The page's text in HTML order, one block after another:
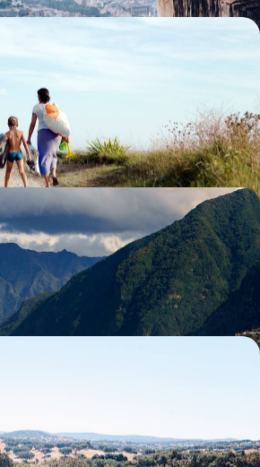
les routes d’Espagne et du
ibérique avec les enfants, en toute
- De Funchal à la côte nord
décor fou, un rythme souple et du temps
de vivre de l'arrière-pays portugais